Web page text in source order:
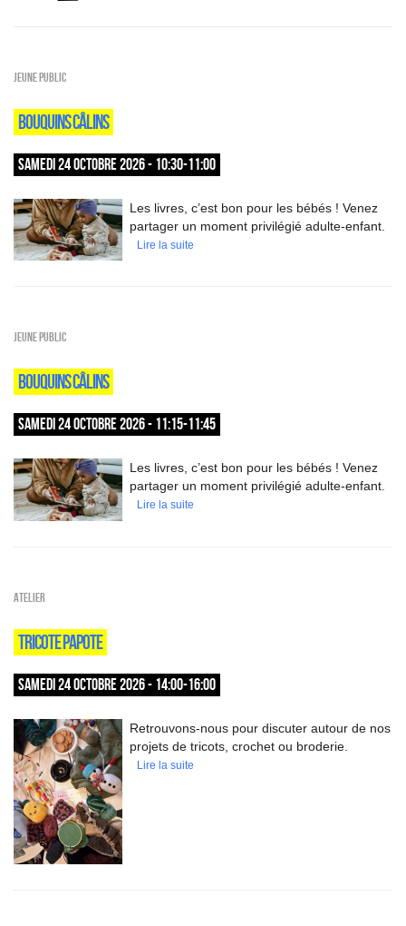
Jeune public
BOUQUINS CÂLINS
SAMEDI 24 OCTOBRE 2026 - 10:30-11:00
Les livres, c’est bon pour les bébés ! Venez
partager un moment privilégié adulte-enfant.
Lire la suite
Jeune public
BOUQUINS CÂLINS
SAMEDI 24 OCTOBRE 2026 - 11:15-11:45
Les livres, c’est bon pour les bébés ! Venez
partager un moment privilégié adulte-enfant.
Lire la suite
Atelier
TRICOTE PAPOTE
SAMEDI 24 OCTOBRE 2026 - 14:00-16:00
Retrouvons-nous pour discuter autour de nos
projets de tricots, crochet ou broderie.
Lire la suite